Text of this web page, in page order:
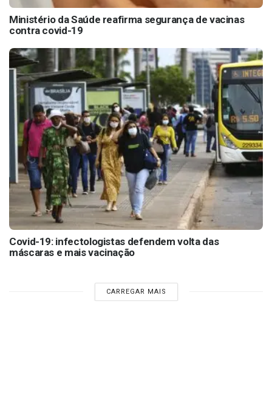
Ministério da Saúde reafirma segurança de vacinas
contra covid-19
Covid-19: infectologistas defendem volta das
máscaras e mais vacinação
CARREGAR MAIS